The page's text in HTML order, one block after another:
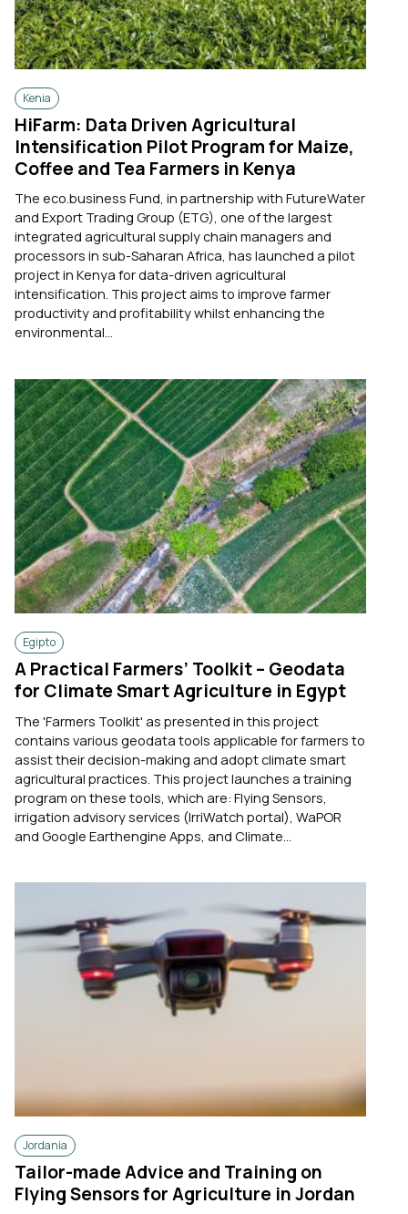
Kenia
HiFarm: Data Driven Agricultural
Intensification Pilot Program for Maize,
Coffee and Tea Farmers in Kenya
The eco.business Fund, in partnership with FutureWater
and Export Trading Group (ETG), one of the largest
integrated agricultural supply chain managers and
processors in sub-Saharan Africa, has launched a pilot
project in Kenya for data-driven agricultural
intensification. This project aims to improve farmer
productivity and profitability whilst enhancing the
environmental...
Egipto
A Practical Farmers’ Toolkit – Geodata
for Climate Smart Agriculture in Egypt
The 'Farmers Toolkit' as presented in this project
contains various geodata tools applicable for farmers to
assist their decision-making and adopt climate smart
agricultural practices. This project launches a training
program on these tools, which are: Flying Sensors,
irrigation advisory services (IrriWatch portal), WaPOR
and Google Earthengine Apps, and Climate...
Jordania
Tailor-made Advice and Training on
Flying Sensors for Agriculture in Jordan